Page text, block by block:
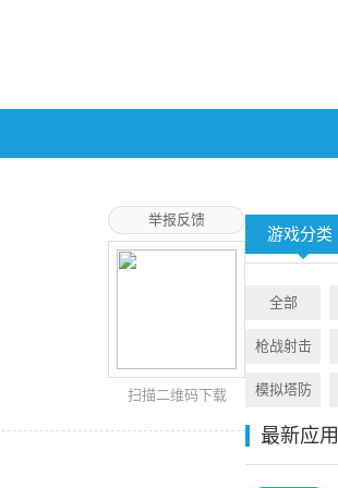
扫描二维码下载
举报反馈
游戏分类
全部
枪战射击
模拟塔防
最新应用